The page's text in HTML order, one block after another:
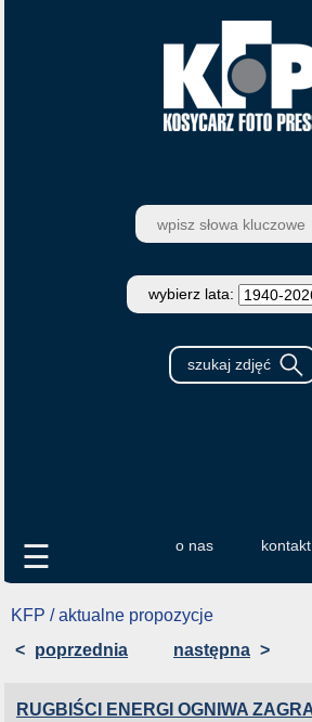
wybierz lata:
o nas kontakt
☰
KFP / aktualne propozycje
< poprzednia następna >
RUGBIŚCI ENERGI OGNIWA